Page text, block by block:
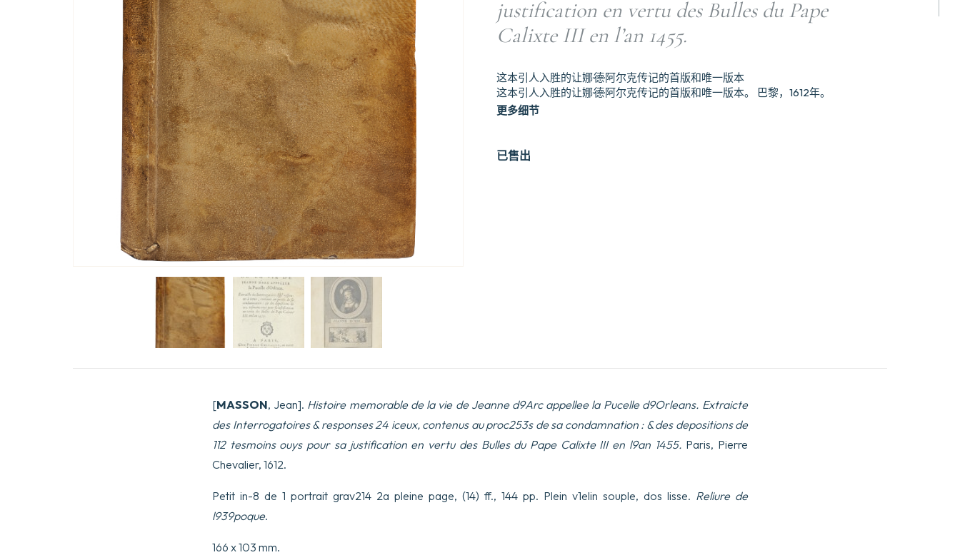
justification en vertu des Bulles du Pape
Calixte III en l’an 1455.
已售出
这本引人入胜的让娜·德·阿尔克传记的首版和唯一版本
这本引人入胜的让娜·德·阿尔克传记的首版和唯一版本。 巴黎，1612年。
更多细节
[MASSON, Jean]. Histoire memorable de la vie de Jeanne d9Arc appellee la Pucelle d9Orleans. Extraicte
des Interrogatoires & responses 24 iceux, contenus au proc253s de sa condamnation : & des depositions de
112 tesmoins ouys pour sa justification en vertu des Bulles du Pape Calixte III en l9an 1455. Paris, Pierre
Chevalier, 1612.
Petit in-8 de 1 portrait grav214 2a pleine page, (14) ff., 144 pp. Plein v1elin souple, dos lisse. Reliure de
l939poque.
166 x 103 mm.